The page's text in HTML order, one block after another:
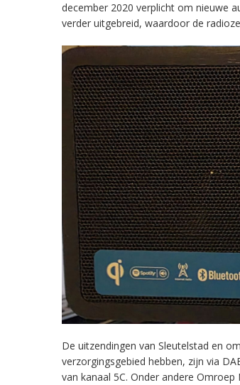
december 2020 verplicht om nieuwe
verder uitgebreid, waardoor de
De uitzendingen van Sleutelstad en
verzorgingsgebied hebben, zijn via
van kanaal 5C. Onder andere